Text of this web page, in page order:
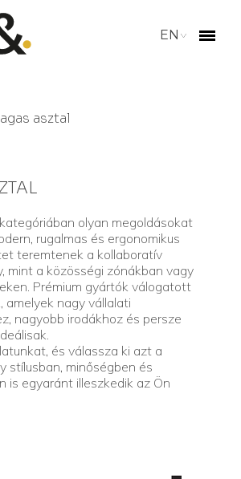
EN
asztal
olyan megoldásokat
rugalmas és ergonomikus
teremtenek a kollaboratív
mint a közösségi zónákban vagy
Prémium gyártók válogatott
amelyek nagy vállalati
nagyobb irodákhoz és persze
és válassza ki azt a
stílusban, minőségben és
is egyaránt illeszkedik az Ön